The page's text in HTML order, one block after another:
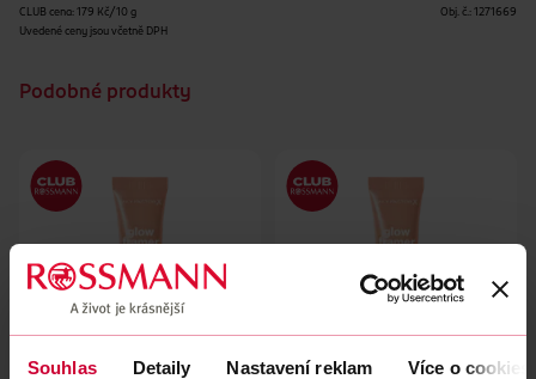
Souhlas Detaily Nastavení reklam Více o cookies
CLUB cena: 179 Kč/10 g
Uvedené ceny jsou včetně DPH
Obj. č.: 1271669
Podobné produkty